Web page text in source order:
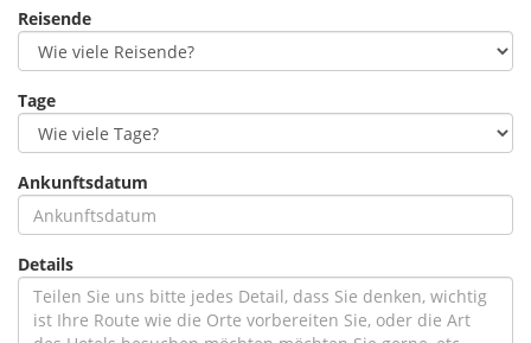
Reisende
Tage
Ankunftsdatum
Details